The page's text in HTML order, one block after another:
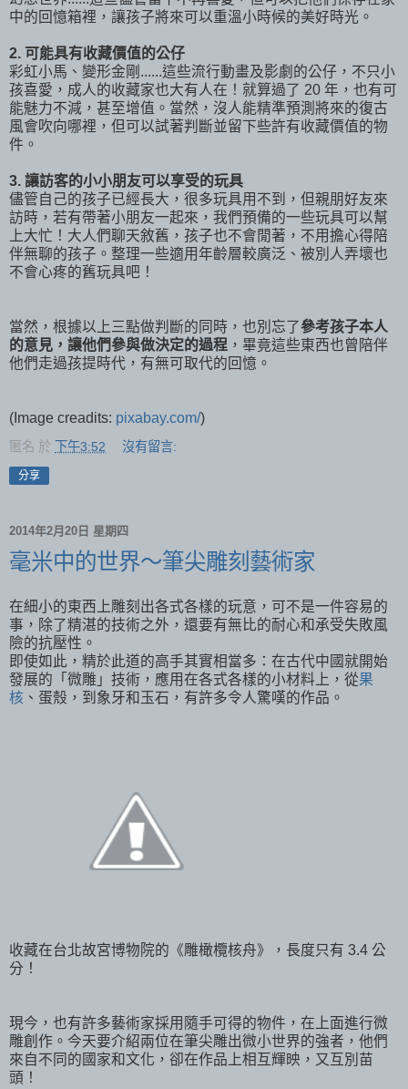
中的回憶箱裡，讓孩子將來可以重溫小時候的美好時光。
2. 可能具有收藏價值的公仔
彩虹小馬、變形金剛......這些流行動畫及影劇的公仔，不只小
孩喜愛，成人的收藏家也大有人在！就算過了 20 年，也有可
能魅力不減，甚至增值。當然，沒人能精準預測將來的復古
風會吹向哪裡，但可以試著判斷並留下些許有收藏價值的物
件。
3. 讓訪客的小小朋友可以享受的玩具
儘管自己的孩子已經長大，很多玩具用不到，但親朋好友來
訪時，若有帶著小朋友一起來，我們預備的一些玩具可以幫
上大忙！大人們聊天敘舊，孩子也不會閒著，不用擔心得陪
伴無聊的孩子。整理一些適用年齡層較廣泛、被別人弄壞也
不會心疼的舊玩具吧！
當然，根據以上三點做判斷的同時，也別忘了參考孩子本人
的意見，讓他們參與做決定的過程 ，畢竟這些東西也曾陪伴
他們走過孩提時代，有無可取代的回憶。
(Image creadits: pixabay.com/)
匿名 於 下午3:52 沒有留言:
分享
2014年2月20日 星期四
毫米中的世界～筆尖雕刻藝術家
在細小的東西上雕刻出各式各樣的玩意，可不是一件容易的
事，除了精湛的技術之外，還要有無比的耐心和承受失敗風
險的抗壓性。
即使如此，精於此道的高手其實相當多：在古代中國就開始
發展的「微雕」技術，應用在各式各樣的小材料上，從果
核 、蛋殼，到象牙和玉石，有許多令人驚嘆的作品。
收藏在台北故宮博物院的《雕橄欖核舟》，長度只有 3.4 公
分！
現今，也有許多藝術家採用隨手可得的物件，在上面進行微
雕創作。今天要介紹兩位在筆尖雕出微小世界的強者，他們
來自不同的國家和文化，卻在作品上相互輝映，又互別苗
頭！